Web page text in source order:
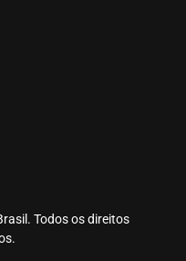
Todos os direitos